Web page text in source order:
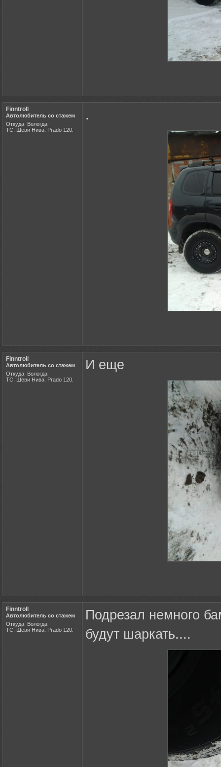
Finntroll
Автолюбитель со стажем
Откуда: Вологда
ТС: Шеви Нива. Prado 120.
.
Finntroll
Автолюбитель со стажем
Откуда: Вологда
ТС: Шеви Нива. Prado 120.
И еще
Finntroll
Автолюбитель со стажем
Откуда: Вологда
ТС: Шеви Нива. Prado 120.
Подрезал немного
будут шаркать....